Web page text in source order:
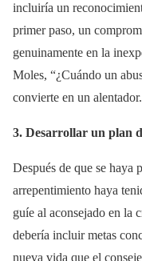
incluiría un
primer paso, un
genuinamente en la
Moles, “¿Cuándo un
convierte en un alentador.
3. Desarrollar un plan
Después de que se haya
arrepentimiento haya
guíe al aconsejado en la
debería incluir metas
nueva vida que el